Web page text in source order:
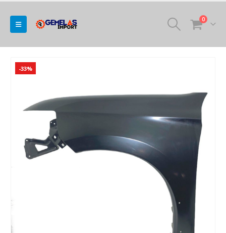
0
-33%